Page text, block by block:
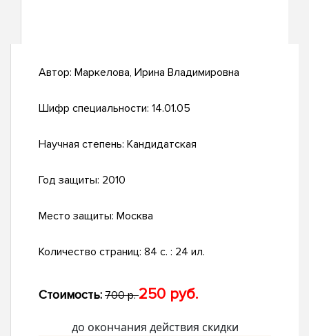
Автор: Маркелова, Ирина Владимировна
Шифр специальности: 14.01.05
Научная степень: Кандидатская
Год защиты: 2010
Место защиты: Москва
Количество страниц: 84 с. : 24 ил.
Стоимость: 700 р.250 руб.
до окончания действия скидки